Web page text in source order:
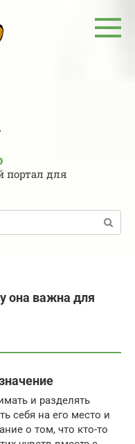
портал для
она важна для
и разделять
себя на его место и
о том, что кто-то